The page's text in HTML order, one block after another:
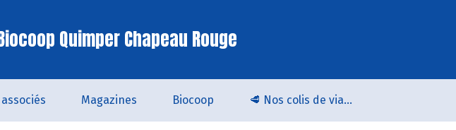
Quimper Chapeau Rouge
Magazines Biocoop 🥩 Nos colis de viande bio & locale arrivent chez Biocoop Quimper !